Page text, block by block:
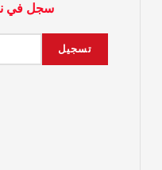
سجل في